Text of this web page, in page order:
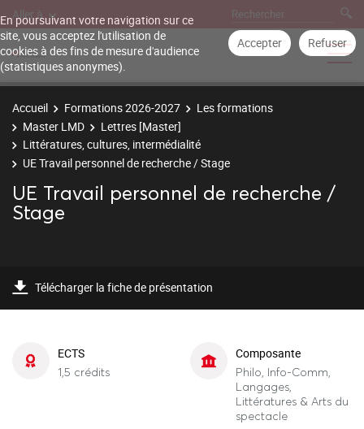
En poursuivant votre navigation sur ce
site, vous acceptez l'utilisation de
cookies à des fins de mesure d'audience
(statistiques anonymes).
Accepter Refuser
Aller à
Accueil Formations 2026-2027
Les formations
Master LMD
Lettres [Master]
Littératures, cultures, intermédialité
UE Travail personnel de recherche / Stage
UE Travail personnel de recherche /
Stage
Télécharger la fiche de présentation
ECTS
1,5 crédits
Composante
Philo, Info-Comm,
Langages,
Littératures & Arts du
spectacle